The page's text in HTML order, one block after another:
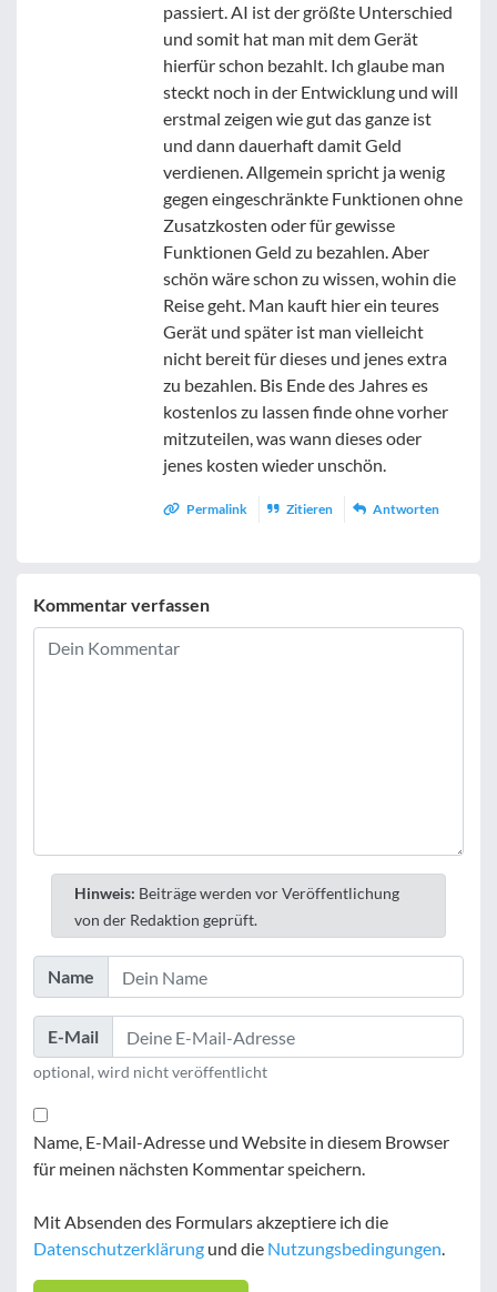
passiert. AI ist der größte Unterschied
und somit hat man mit dem Gerät
hierfür schon bezahlt. Ich glaube man
steckt noch in der Entwicklung und will
erstmal zeigen wie gut das ganze ist
und dann dauerhaft damit Geld
verdienen. Allgemein spricht ja wenig
gegen eingeschränkte Funktionen ohne
Zusatzkosten oder für gewisse
Funktionen Geld zu bezahlen. Aber
schön wäre schon zu wissen, wohin die
Reise geht. Man kauft hier ein teures
Gerät und später ist man vielleicht
nicht bereit für dieses und jenes extra
zu bezahlen. Bis Ende des Jahres es
kostenlos zu lassen finde ohne vorher
mitzuteilen, was wann dieses oder
jenes kosten wieder unschön.
Permalink Zitieren Antworten
Kommentar verfassen
Hinweis: Beiträge werden vor Veröffentlichung
von der Redaktion geprüft.
Name
E-Mail
optional, wird nicht veröffentlicht
Name, E-Mail-Adresse und Website in diesem Browser
für meinen nächsten Kommentar speichern.
Mit Absenden des Formulars akzeptiere ich die
Datenschutzerklärung und die Nutzungsbedingungen.